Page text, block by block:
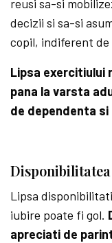
reusi sa-si
decizii si sa-si
copil, indiferent
Lipsa exercitiului
pana la varsta
de dependenta
Lipsa
iubire poate fi gol.
apreciati de